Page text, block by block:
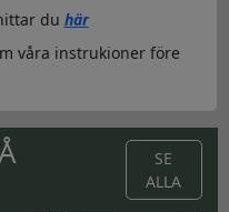
du här
våra instrukioner före
SE
ALLA